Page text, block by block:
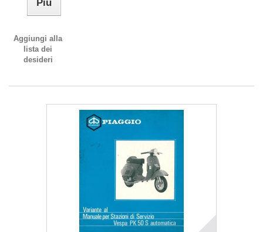
Più
Aggiungi alla
lista dei
desideri